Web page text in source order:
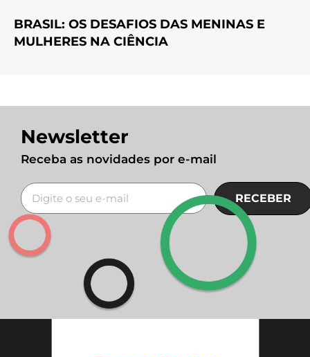
BRASIL: OS DESAFIOS DAS MENINAS E
MULHERES NA CIÊNCIA
Newsletter
Receba as novidades por e-mail
RECEBER